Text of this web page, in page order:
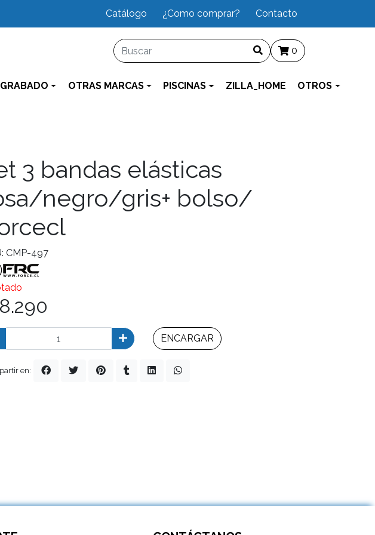
Catálogo ¿Como comprar? Contacto
0
OTRAS MARCAS PISCINAS ZILLA_HOME OTROS
3 bandas elásticas
negro/gris+ bolso/
CMP-497
ENCARGAR
en: